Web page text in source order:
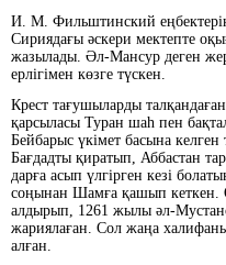
И. М. Фильштинский
Сириядағы әскери мектепте
жазылады. Әл-Мансур деген
ерлігімен көзге түскен.
Крест тағушыларды
қарсыласы Туран шаһ пен
Бейбарыс үкімет басына
Бағдадты қиратып, Аббастан
дарға асып үлгірген кезі
соңынан Шамға қашып
алдырып, 1261 жылы әл-
жариялаған. Сол жаңа
алған.